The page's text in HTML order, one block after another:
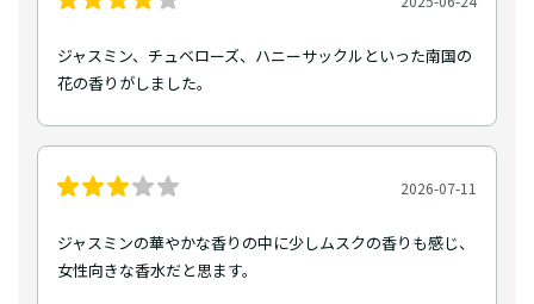
ジャスミン、チュベローズ、ハニーサックルといった南国の
花の香りがしました。
2026-07-11
ジャスミンの華やかな香りの中に少しムスクの香りも感じ、
女性向きな香水だと思ます。